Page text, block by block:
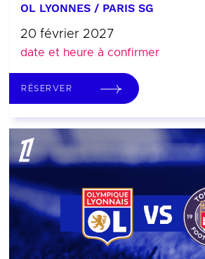
OL LYONNES / PARIS SG
20 février 2027
date et heure à confirmer
RÉSERVER